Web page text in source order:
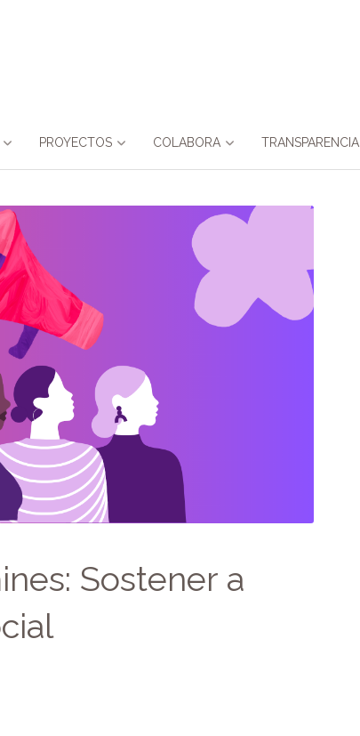
PROYECTOS COLABORA TRANSPARENCIA
Sostener a